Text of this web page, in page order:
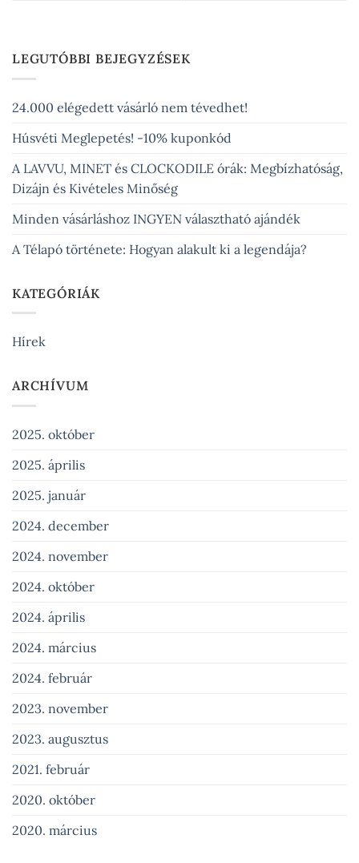
LEGUTÓBBI BEJEGYZÉSEK
24.000 elégedett vásárló nem tévedhet!
Húsvéti Meglepetés! -10% kuponkód
A LAVVU, MINET és CLOCKODILE órák: Megbízhatóság,
Dizájn és Kivételes Minőség
Minden vásárláshoz INGYEN választható ajándék
A Télapó története: Hogyan alakult ki a legendája?
KATEGÓRIÁK
Hírek
ARCHÍVUM
2025. október
2025. április
2025. január
2024. december
2024. november
2024. október
2024. április
2024. március
2024. február
2023. november
2023. augusztus
2021. február
2020. október
2020. március